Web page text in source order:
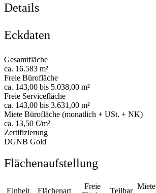
Details
Eckdaten
Gesamtfläche
ca. 16.583 m²
Freie Bürofläche
ca. 143,00 bis 5.038,00 m²
Freie Servicefläche
ca. 143,00 bis 3.631,00 m²
Miete Bürofläche (monatlich + USt. + NK)
ca. 13,50 €/m²
Zertifizierung
DGNB Gold
Flächenaufstellung
Einheit Flächenart
Freie
Teilbar
Miete